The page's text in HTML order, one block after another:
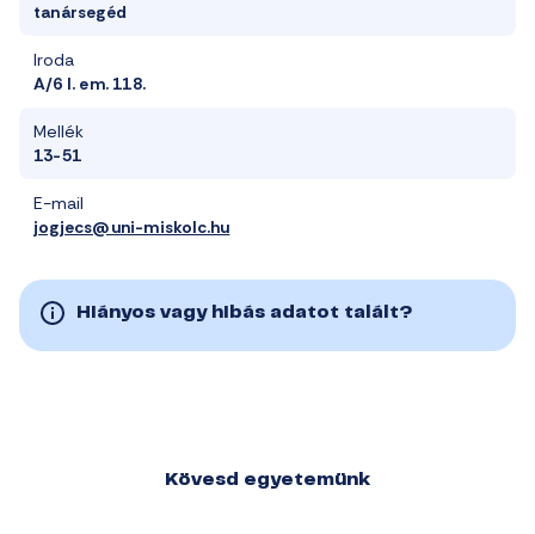
tanársegéd
Iroda
A/6 I. em. 118.
Mellék
13-51
E-mail
jogjecs@uni-miskolc.hu
Hiányos vagy hibás adatot talált?
Kövesd egyetemünk